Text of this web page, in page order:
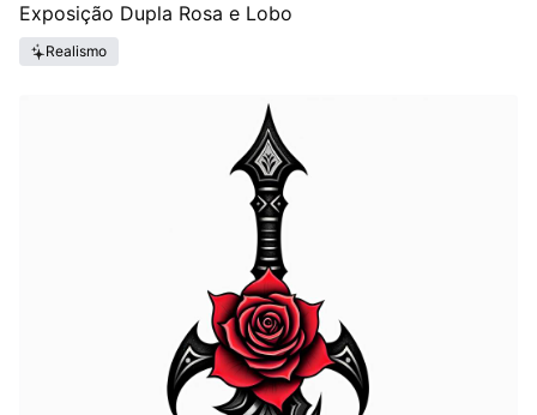
Exposição Dupla Rosa e Lobo
Realismo